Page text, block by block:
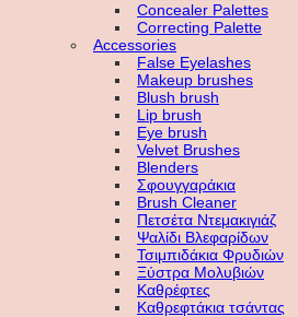
Concealer Palettes
Correcting Palette
Accessories
False Eyelashes
Makeup brushes
Blush brush
Lip brush
Eye brush
Velvet Brushes
Blenders
Σφουγγαράκια
Brush Cleaner
Πετσέτα Ντεμακιγιάζ
Ψαλίδι Βλεφαρίδων
Τσιμπιδάκια Φρυδιών
Ξύστρα Μολυβιών
Καθρέφτες
Καθρεφτάκια τσάντας